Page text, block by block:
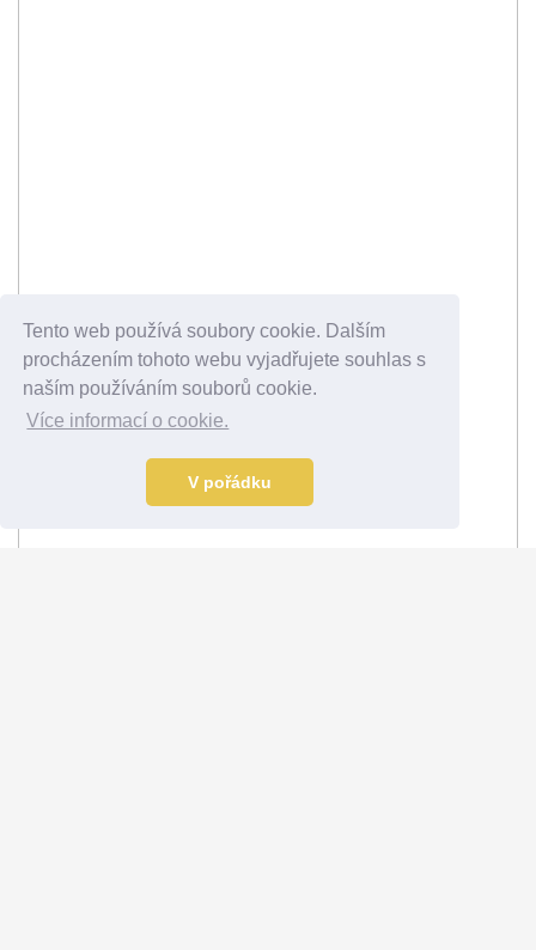
Tento web používá soubory cookie. Dalším
procházením tohoto webu vyjadřujete souhlas s
naším používáním souborů cookie.
Více informací o cookie.
V pořádku